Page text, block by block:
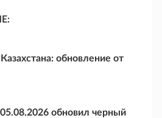
обновление от
обновил черный